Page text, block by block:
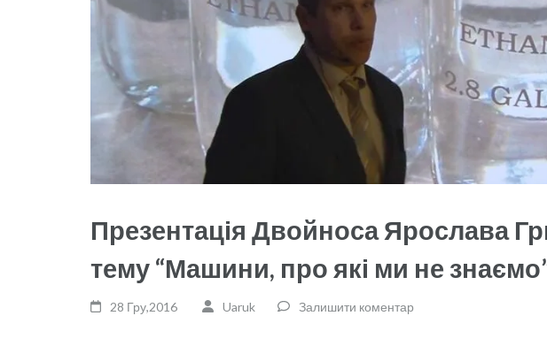
Презентація Двойноса Ярослава
тему “Машини, про які ми не
28 Гру,2016 Uaruk Залишити коментар